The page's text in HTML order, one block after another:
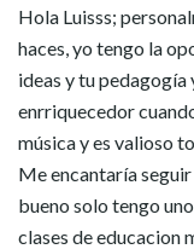
Hola Luisss;
haces, yo tengo la
ideas y tu
enrriquecedor
música y es valioso
Me encantaría
bueno solo tengo
clases de educacion